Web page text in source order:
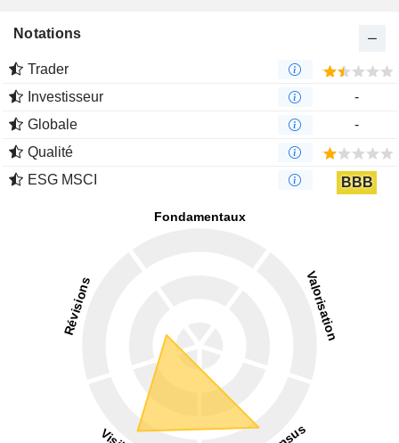
Notations
Trader
Investisseur
-
Globale
-
Qualité
ESG MSCI
BBB